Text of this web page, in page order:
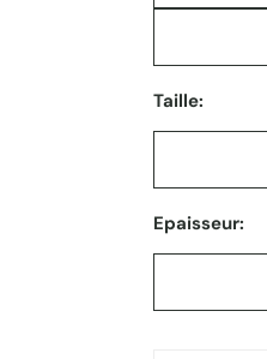
Taille:
Epaisseur: